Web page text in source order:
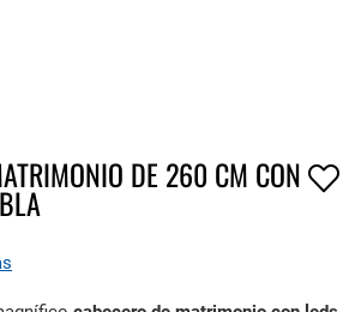
DE 260 CM CON